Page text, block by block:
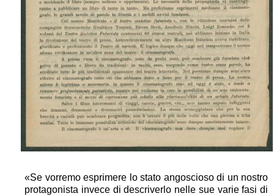
«Se vorremo esprimere lo stato angoscioso di un nostro
protagonista invece di descriverlo nelle sue varie fasi di